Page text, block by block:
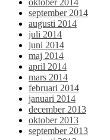
oktober 2014
september 2014
augusti 2014
juli 2014
juni 2014
maj 2014
april 2014
mars 2014
februari 2014
januari 2014
december 2013
oktober 2013
september 2013